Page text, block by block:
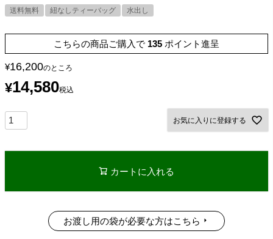
送料無料 紐なしティーバッグ 水出し
こちらの商品ご購入で 135 ポイント進呈
¥16,200のところ
¥14,580税込
お気に入りに登録する
カートに入れる
お渡し用の袋が必要な方はこちら